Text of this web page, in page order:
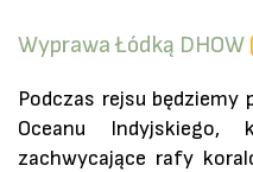
Wyprawa Łódką DHOW
Podczas rejsu będziemy
Oceanu
zachwycające rafy